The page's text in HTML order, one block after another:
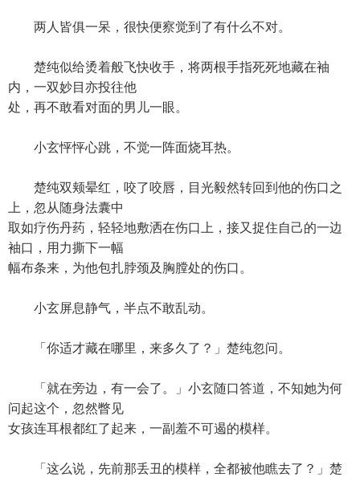
两人皆俱一呆，很快便察觉到了有什么不对。
楚纯似给烫着般飞快收手，将两根手指死死地藏在袖
内，一双妙目亦投往他
处，再不敢看对面的男儿一眼。
小玄怦怦心跳，不觉一阵面烧耳热。
楚纯双颊晕红，咬了咬唇，目光毅然转回到他的伤口之
上，忽从随身法囊中
取如疗伤丹药，轻轻地敷洒在伤口上，接又捉住自己的一边
袖口，用力撕下一幅
幅布条来，为他包扎脖颈及胸膛处的伤口。
小玄屏息静气，半点不敢乱动。
「你适才藏在哪里，来多久了？」楚纯忽问。
「就在旁边，有一会了。」小玄随口答道，不知她为何
问起这个，忽然瞥见
女孩连耳根都红了起来，一副羞不可遏的模样。
「这么说，先前那丢丑的模样，全都被他瞧去了？」楚